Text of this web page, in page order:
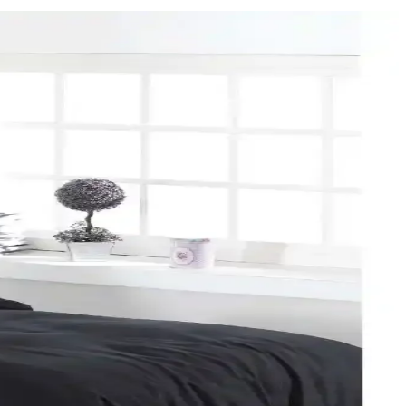
renk ve desen önerileri sunulmaktadır.
yeni yılı sevdiklerinizle kutlayın.
Uzun ömürlü ve kolay bakım özellikleriyle ideal bir tercih.
özellikleriyle ideal yatak odası seçeneği.